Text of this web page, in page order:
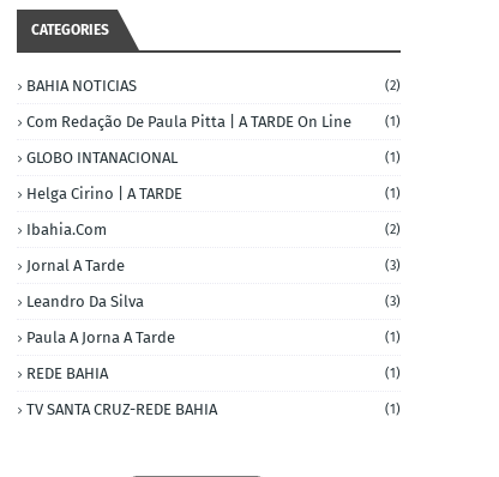
CATEGORIES
BAHIA NOTICIAS (2)
Com Redação De Paula Pitta | A TARDE On Line (1)
GLOBO INTANACIONAL (1)
Helga Cirino | A TARDE (1)
Ibahia.com (2)
Jornal A Tarde (3)
Leandro Da Silva (3)
Paula A Jorna A Tarde (1)
REDE BAHIA (1)
TV SANTA CRUZ-REDE BAHIA (1)